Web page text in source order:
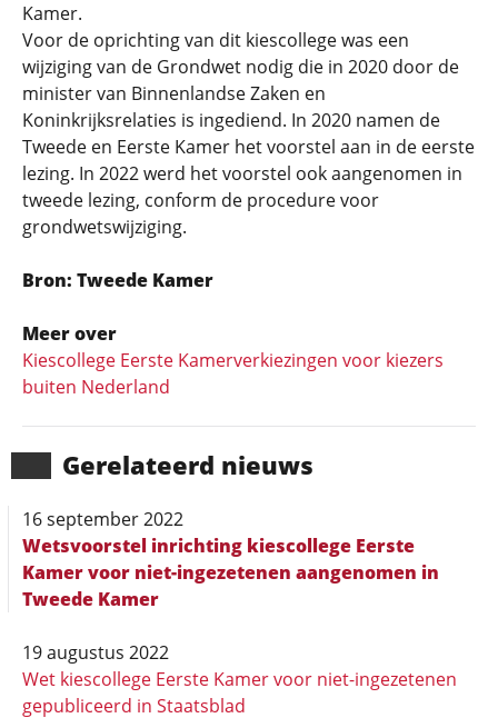
Gerela­teerd nieuws
16 september 2022
Wetsvoorstel inrichting kiescollege Eerste
Kamer voor niet-ingezetenen aangenomen in
Tweede Kamer
19 augustus 2022
Wet kiescollege Eerste Kamer voor niet-ingezetenen
gepubliceerd in Staatsblad
Kamer.
Voor de oprichting van dit kiescollege was een
wijziging van de Grondwet nodig die in 2020 door de
minister van Binnenlandse Zaken en
Koninkrijksrelaties is ingediend. In 2020 namen de
Tweede en Eerste Kamer het voorstel aan in de eerste
lezing. In 2022 werd het voorstel ook aangenomen in
tweede lezing, conform de procedure voor
grondwetswijziging.
Bron: Tweede Kamer
Meer over
Kiescollege Eerste Kamerverkiezingen voor kiezers
buiten Nederland